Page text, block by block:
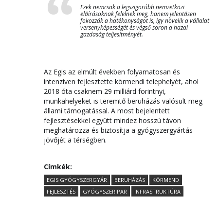
Ezek nemcsak a legszigorúbb nemzetközi
előírásoknak felelnek meg, hanem jelentősen
fokozzák a hatékonyságot is, így növelik a vállalat
versenyképességét és végső soron a hazai
gazdaság teljesítményét.
Az Egis az elmúlt években folyamatosan és
intenzíven fejlesztette körmendi telephelyét, ahol
2018 óta csaknem 29 milliárd forintnyi,
munkahelyeket is teremtő beruházás valósult meg
állami támogatással. A most bejelentett
fejlesztésekkel együtt mindez hosszú távon
meghatározza és biztosítja a gyógyszergyártás
jövőjét a térségben.
Címkék:
EGIS GYÓGYSZERGYÁR BERUHÁZÁS
KÖRMEND
FEJLESZTÉS
GYÓGYSZERIPAR
INFRASTRUKTÚRA